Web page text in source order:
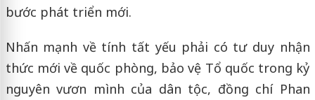
bước phát triển mới.
Nhấn mạnh về tính tất yếu phải có tư duy nhận
thức mới về quốc phòng, bảo vệ Tổ quốc trong kỷ
nguyên vươn mình của dân tộc, đồng chí Phan